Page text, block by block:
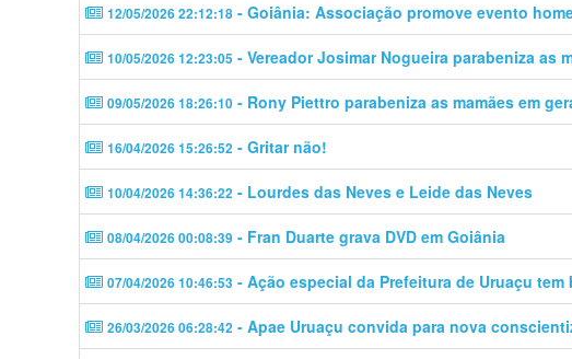
12/05/2026 22:12:18 - Goiânia: Associação promove evento
10/05/2026 12:23:05 - Vereador Josimar Nogueira parabeniza as
09/05/2026 18:26:10 - Rony Piettro parabeniza as mamães em
16/04/2026 15:26:52 - Gritar não!
10/04/2026 14:36:22 - Lourdes das Neves e Leide das Neves
08/04/2026 00:08:39 - Fran Duarte grava DVD em Goiânia
07/04/2026 10:46:53 - Ação especial da Prefeitura de Uruaçu
26/03/2026 06:28:42 - Apae Uruaçu convida para nova